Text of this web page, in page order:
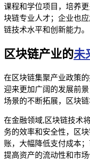
课程和学位项目，培养
块链专业人才；企业也
链技术水平和创新能力。
区块链产业的未
在区块链集聚产业政策
迎来更加广阔的发展前
场景的不断拓展，区块
在金融领域,区块链技术
务的效率和安全性，区
账，大幅降低支付成本
提高资产的流动性和市场